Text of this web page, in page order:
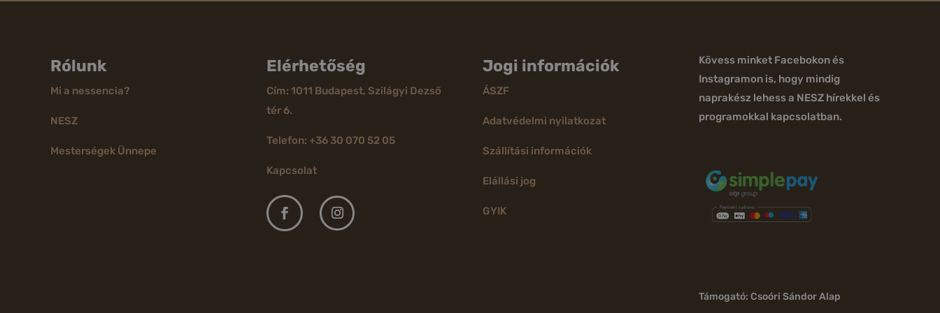
Rólunk
Mi a nessencia?
NESZ
Mesterségek Ünnepe
Elérhetőség
Cím: 1011 Budapest, Szilágyi Dezső
tér 6.
Telefon: +36 30 070 52 05
Kapcsolat
Jogi információk
ÁSZF
Adatvédelmi nyilatkozat
Szállítási információk
Elállási jog
GYIK
Kövess minket Facebokon és
Instagramon is, hogy mindig
naprakész lehess a NESZ hírekkel és
programokkal kapcsolatban.
Támogató: Csoóri Sándor Alap